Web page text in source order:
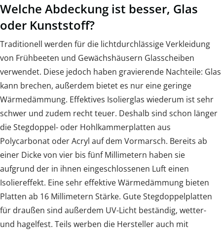
Welche Abdeckung ist besser, Glas
oder Kunststoff?
Traditionell werden für die lichtdurchlässige Verkleidung
von Frühbeeten und Gewächshäusern Glasscheiben
verwendet. Diese jedoch haben gravierende Nachteile: Glas
kann brechen, außerdem bietet es nur eine geringe
Wärmedämmung. Effektives Isolierglas wiederum ist sehr
schwer und zudem recht teuer. Deshalb sind schon länger
die Stegdoppel- oder Hohlkammerplatten aus
Polycarbonat oder Acryl auf dem Vormarsch. Bereits ab
einer Dicke von vier bis fünf Millimetern haben sie
aufgrund der in ihnen eingeschlossenen Luft einen
Isoliereffekt. Eine sehr effektive Wärmedämmung bieten
Platten ab 16 Millimetern Stärke. Gute Stegdoppelplatten
für draußen sind außerdem UV-Licht beständig, wetter-
und hagelfest. Teils werben die Hersteller auch mit